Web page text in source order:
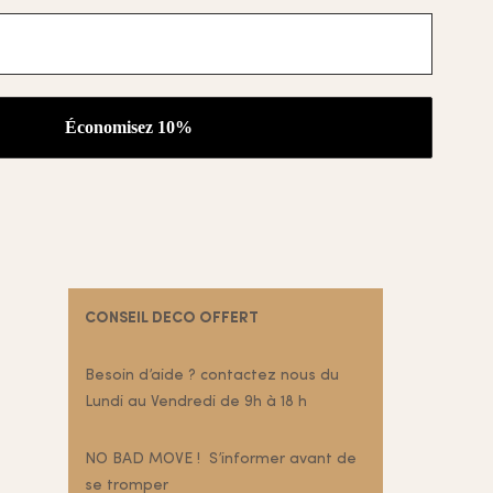
CONSEIL DECO OFFERT
Besoin d’aide ? contactez nous du
Lundi au Vendredi de 9h à 18 h
NO BAD MOVE ! S’informer avant de
se tromper